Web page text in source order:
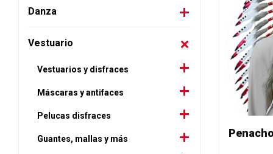
Danza
Vestuario
Vestuarios y disfraces
Máscaras y antifaces
Pelucas disfraces
Guantes, mallas y más